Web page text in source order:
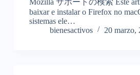
baixar e instalar o Firefox no
sistemas ele…
bienesactivos
20 marzo,